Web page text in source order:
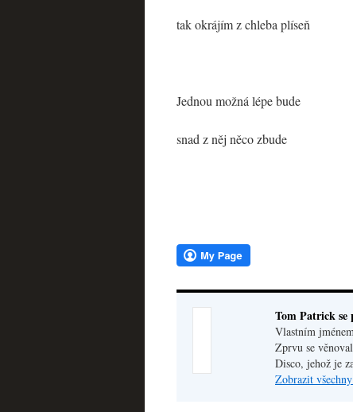
tak okrájím z chleba plíseň
Jednou možná lépe bude
snad z něj něco zbude
Tom Patrick se
Vlastním
Zprvu se
Disco, jehož je
Zobrazit